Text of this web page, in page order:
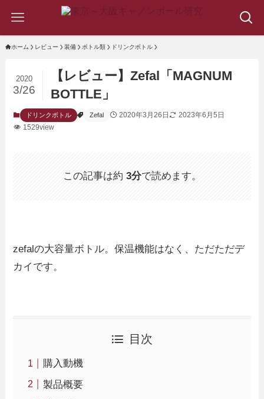
ホーム レビュー 装備 ボトル類 ドリンクボトル
【レビュー】Zefal「MAGNUM
BOTTLE」
2020
3/26
ドリンクボトル Zefal 2020年3月26日
2023年6月5日
1529view
この記事は約 3分で読めます。
zefalの大容量ボトル。保温機能はなく、ただただデ
カイです。
目次
購入動機
製品概要